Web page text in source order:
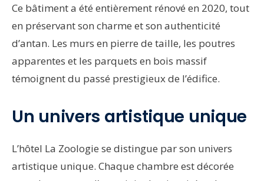
Ce bâtiment a été entièrement rénové en 2020, tout
en préservant son charme et son authenticité
d’antan. Les murs en pierre de taille, les poutres
apparentes et les parquets en bois massif
témoignent du passé prestigieux de l’édifice.
Un univers artistique unique
L’hôtel La Zoologie se distingue par son univers
artistique unique. Chaque chambre est décorée